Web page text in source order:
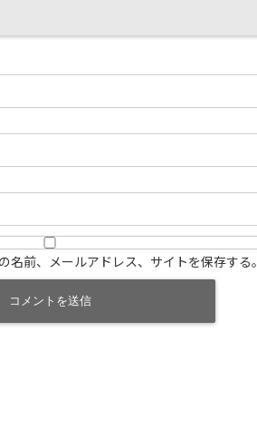
前、メールアドレス、サイトを保存する。